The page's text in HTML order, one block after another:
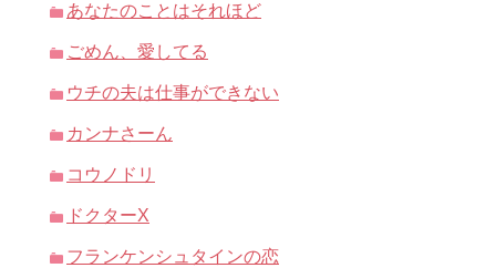
あなたのことはそれほど
ごめん、愛してる
ウチの夫は仕事ができない
カンナさーん
コウノドリ
ドクターX
フランケンシュタインの恋